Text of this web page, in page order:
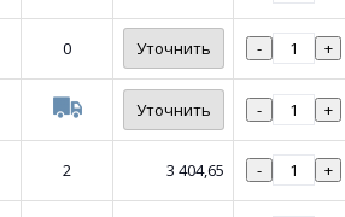
0 Уточнить - +
Уточнить - +
2 3 404,65 - +